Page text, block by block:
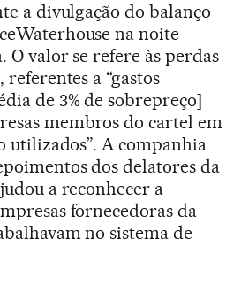
a divulgação do balanço
na noite
O valor se refere às perdas
referentes a “gastos
de 3% de sobrepreço]
membros do cartel em
utilizados”. A companhia
dos delatores da
a reconhecer a
fornecedoras da
no sistema de